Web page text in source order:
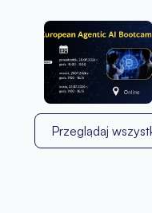
Przeglądaj